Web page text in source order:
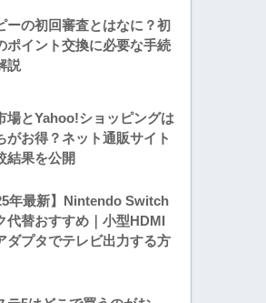
ーの初回審査とはなに？初
ポイント交換に必要な手続
説
場とYahoo!ショッピングは
がお得？ネット通販サイト
結果を公開
年最新】Nintendo Switch
代替おすすめ｜小型HDMI
ダプタでテレビ出力する方